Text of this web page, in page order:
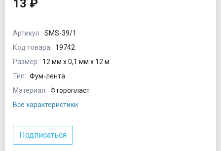
13 ₽
Артикул: SMS-39/1
Код товара: 19742
Размер: 12 мм х 0,1 мм х 12 м
Тип: Фум-лента
Материал: Фторопласт
Все характеристики
Подписаться